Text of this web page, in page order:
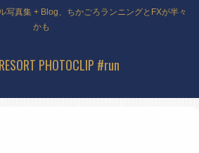
写真集 + Blog、ちかごろランニングとFXが半々
かも
PHOTOCLIP #run